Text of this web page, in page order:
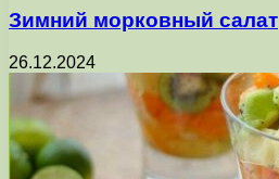
Зимний морковный салат
26.12.2024